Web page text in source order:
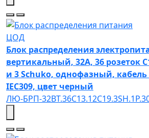
ЦОД
Блок распределения
вертикальный, 32А, 36 розеток
и 3 Schuko, однофазный,
IEC309, цвет черный
ЛЮ-БРП-